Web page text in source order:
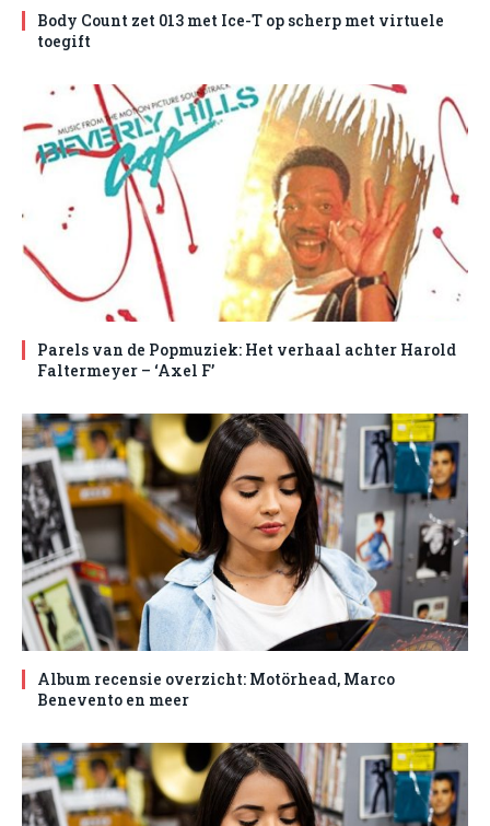
Body Count zet 013 met Ice-T op scherp met virtuele
toegift
Parels van de Popmuziek: Het verhaal achter Harold
Faltermeyer – ‘Axel F’
Album recensie overzicht: Motörhead, Marco
Benevento en meer